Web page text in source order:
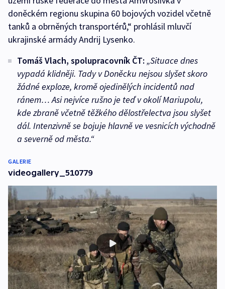
doněckém regionu skupina 60 bojových vozidel včetně
tanků a obrněných transportérů,“ prohlásil mluvčí
ukrajinské armády Andrij Lysenko.
Tomáš Vlach, spolupracovník ČT: „Situace dnes
vypadá klidněji. Tady v Doněcku nejsou slyšet skoro
žádné exploze, kromě ojedinělých incidentů nad
ránem… Asi nejvíce rušno je teď v okolí Mariupolu,
kde zbraně včetně těžkého dělostřelectva jsou slyšet
dál. Intenzivně se bojuje hlavně ve vesnicích východně
a severně od města.“
GALERIE
videogallery_510779